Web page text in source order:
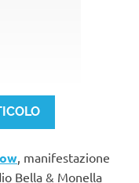
, manifestazione
Bella & Monella